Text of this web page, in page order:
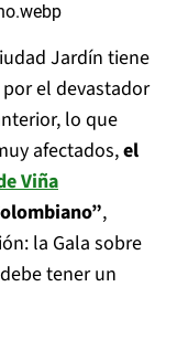
Jardín tiene
el devastador
lo que
afectados,el
Viña
,
la Gala sobre
tener un